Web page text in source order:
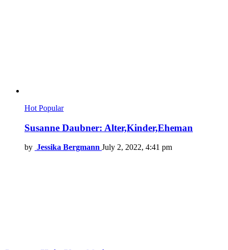
Hot Popular
Susanne Daubner: Alter,Kinder,Eheman
by Jessika Bergmann July 2, 2022, 4:41 pm